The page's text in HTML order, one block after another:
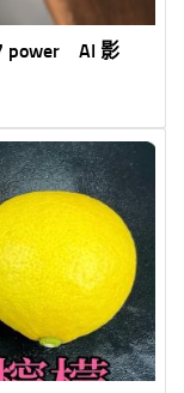
power AI 影